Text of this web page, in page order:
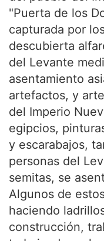
"Puerta de los
capturada por
descubierta
del Levante
asentamiento
artefactos, y
del Imperio
egipcios,
y escarabajos,
personas del
semitas, se
Algunos de
haciendo
construcción,